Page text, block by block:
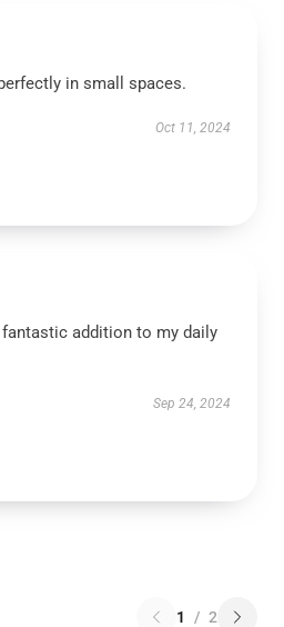
in small spaces.
Oct 11, 2024
fantastic addition to my daily
Sep 24, 2024
1 / 2